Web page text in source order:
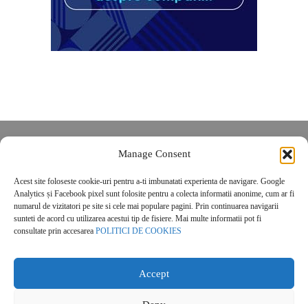
Manage Consent
Acest site foloseste cookie-uri pentru a-ti imbunatati experienta de navigare. Google
Analytics și Facebook pixel sunt folosite pentru a colecta informatii anonime, cum ar fi
numarul de vizitatori pe site si cele mai populare pagini. Prin continuarea navigarii
sunteti de acord cu utilizarea acestui tip de fisiere. Mai multe informatii pot fi
consultate prin accesarea POLITICI DE COOKIES
Accept
POLITICĂ DE CONFIDENȚIALITATE
Politica de cookies